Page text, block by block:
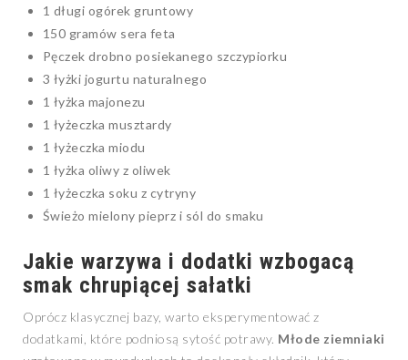
1 długi ogórek gruntowy
150 gramów sera feta
Pęczek drobno posiekanego szczypiorku
3 łyżki jogurtu naturalnego
1 łyżka majonezu
1 łyżeczka musztardy
1 łyżeczka miodu
1 łyżka oliwy z oliwek
1 łyżeczka soku z cytryny
Świeżo mielony pieprz i sól do smaku
Jakie warzywa i dodatki wzbogacą
smak chrupiącej sałatki
Oprócz klasycznej bazy, warto eksperymentować z
dodatkami, które podniosą sytość potrawy. Młode ziemniaki